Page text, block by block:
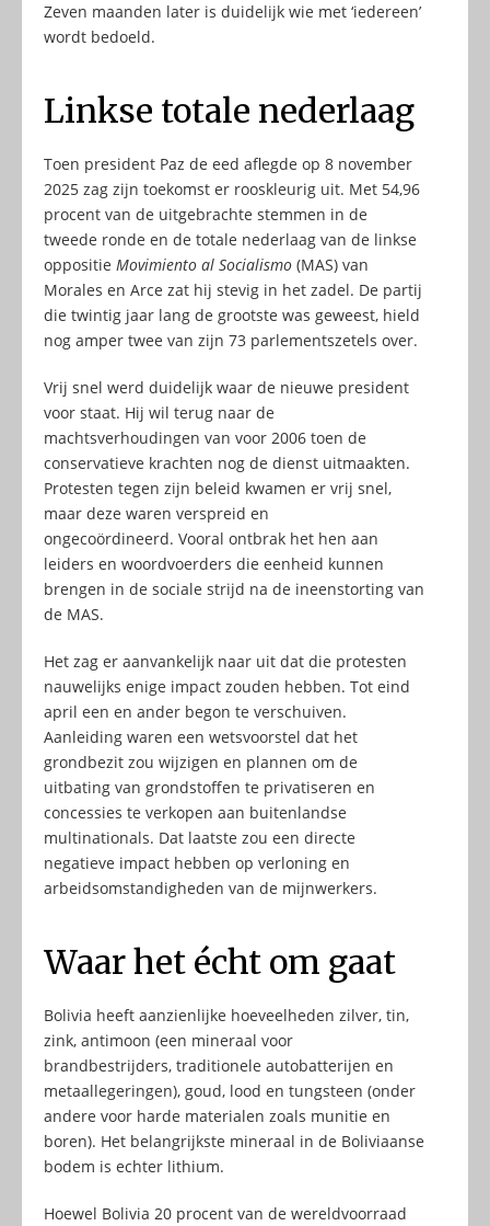
Zeven maanden later is duidelijk wie met ‘iedereen’
wordt bedoeld.
Linkse totale nederlaag
Toen president Paz de eed aflegde op 8 november
2025 zag zijn toekomst er rooskleurig uit. Met 54,96
procent van de uitgebrachte stemmen in de
tweede ronde en de totale nederlaag van de linkse
oppositie Movimiento al Socialismo (MAS) van
Morales en Arce zat hij stevig in het zadel. De partij
die twintig jaar lang de grootste was geweest, hield
nog amper twee van zijn 73 parlementszetels over.
Vrij snel werd duidelijk waar de nieuwe president
voor staat. Hij wil terug naar de
machtsverhoudingen van voor 2006 toen de
conservatieve krachten nog de dienst uitmaakten.
Protesten tegen zijn beleid kwamen er vrij snel,
maar deze waren verspreid en
ongecoördineerd. Vooral ontbrak het hen aan
leiders en woordvoerders die eenheid kunnen
brengen in de sociale strijd na de ineenstorting van
de MAS.
Het zag er aanvankelijk naar uit dat die protesten
nauwelijks enige impact zouden hebben. Tot eind
april een en ander begon te verschuiven.
Aanleiding waren een wetsvoorstel dat het
grondbezit zou wijzigen en plannen om de
uitbating van grondstoffen te privatiseren en
concessies te verkopen aan buitenlandse
multinationals. Dat laatste zou een directe
negatieve impact hebben op verloning en
arbeidsomstandigheden van de mijnwerkers.
Waar het écht om gaat
Bolivia heeft aanzienlijke hoeveelheden zilver, tin,
zink, antimoon (een mineraal voor
brandbestrijders, traditionele autobatterijen en
metaallegeringen), goud, lood en tungsteen (onder
andere voor harde materialen zoals munitie en
boren). Het belangrijkste mineraal in de Boliviaanse
bodem is echter lithium.
Hoewel Bolivia 20 procent van de wereldvoorraad